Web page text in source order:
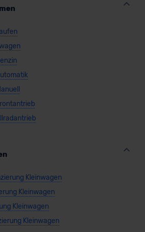
Kleinwagen
Kleinwagen
Kleinwagen
Kleinwagen